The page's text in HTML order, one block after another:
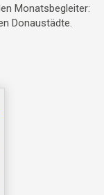
Monatsbegleiter:
Donaustädte.